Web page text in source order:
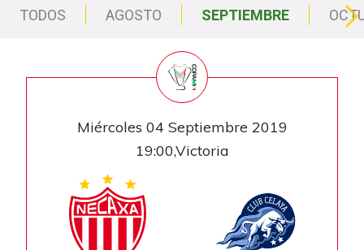
TODOS AGOSTO SEPTIEMBRE
Miércoles 04 Septiembre 2019
19:00,Victoria